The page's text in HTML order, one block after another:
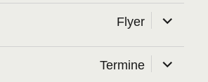
Flyer öffnen
Termine öffnen